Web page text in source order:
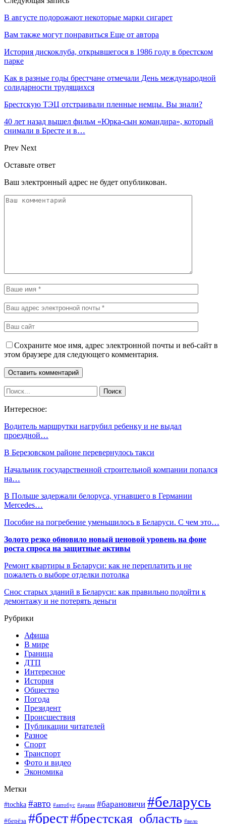
В августе подорожают некоторые марки сигарет
Вам также могут понравиться Еще от автора
История дискоклуба, открывшегося в 1986 году в брестском
парке
Как в разные годы брестчане отмечали День международной
солидарности трудящихся
Брестскую ТЭЦ отстраивали пленные немцы. Вы знали?
40 лет назад вышел фильм «Юрка-сын командира», который
снимали в Бресте и в…
Prev Next
Оставьте ответ
Ваш электронный адрес не будет опубликован.
Сохраните мое имя, адрес электронной почты и веб-сайт в
этом браузере для следующего комментария.
Интересное:
Водитель маршрутки нагрубил ребенку и не выдал
проездной…
В Березовском районе перевернулось такси
Начальник государственной строительной компании попался
на…
В Польше задержали белоруса, угнавшего в Германии
Mercedes…
Пособие на погребение уменьшилось в Беларуси. С чем это…
Золото резко обновило новый ценовой уровень на фоне
роста спроса на защитные активы
Ремонт квартиры в Беларуси: как не переплатить и не
пожалеть о выборе отделки потолка
Снос старых зданий в Беларуси: как правильно подойти к
демонтажу и не потерять деньги
Рубрики
Афиша
В мире
Граница
ДТП
Интересное
История
Общество
Погода
Президент
Происшествия
Публикации читателей
Разное
Спорт
Транспорт
Фото и видео
Экономика
Метки
#tochka #авто #автобус #армия #барановичи #беларусь
#берёза #брест#брестская_область #вело